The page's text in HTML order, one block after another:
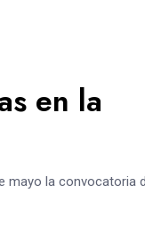
en la
mayo la convocatoria